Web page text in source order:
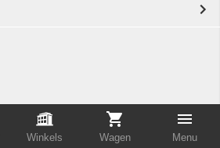
Winkels Wagen Menu